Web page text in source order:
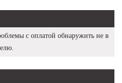
с оплатой обнаружить не в